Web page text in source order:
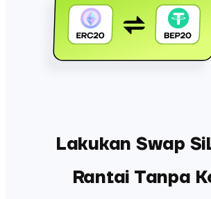
Lakukan Swap
Rantai Tanpa